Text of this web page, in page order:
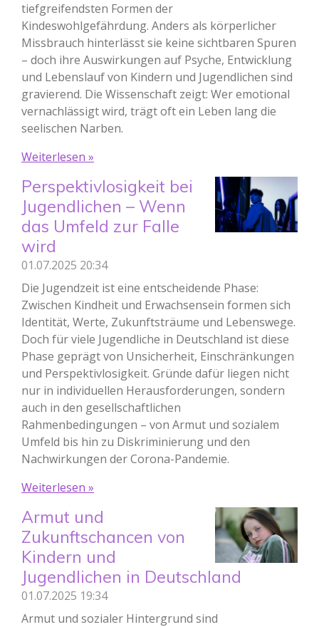
tiefgreifendsten Formen der
Kindeswohlgefährdung. Anders als körperlicher
Missbrauch hinterlässt sie keine sichtbaren Spuren
– doch ihre Auswirkungen auf Psyche, Entwicklung
und Lebenslauf von Kindern und Jugendlichen sind
gravierend. Die Wissenschaft zeigt: Wer emotional
vernachlässigt wird, trägt oft ein Leben lang die
seelischen Narben.
Weiterlesen »
Perspektivlosigkeit bei
Jugendlichen – Wenn
das Umfeld zur Falle
wird
01.07.2025 20:34
Die Jugendzeit ist eine entscheidende Phase:
Zwischen Kindheit und Erwachsensein formen sich
Identität, Werte, Zukunftsträume und Lebenswege.
Doch für viele Jugendliche in Deutschland ist diese
Phase geprägt von Unsicherheit, Einschränkungen
und Perspektivlosigkeit. Gründe dafür liegen nicht
nur in individuellen Herausforderungen, sondern
auch in den gesellschaftlichen
Rahmenbedingungen – von Armut und sozialem
Umfeld bis hin zu Diskriminierung und den
Nachwirkungen der Corona-Pandemie.
Weiterlesen »
Armut und
Zukunftschancen von
Kindern und
Jugendlichen in Deutschland
01.07.2025 19:34
Armut und sozialer Hintergrund sind